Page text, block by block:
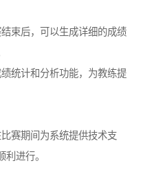
束后，可以生成详细的成绩
统计和分析功能，为教练提
赛期间为系统提供技术支
进行。